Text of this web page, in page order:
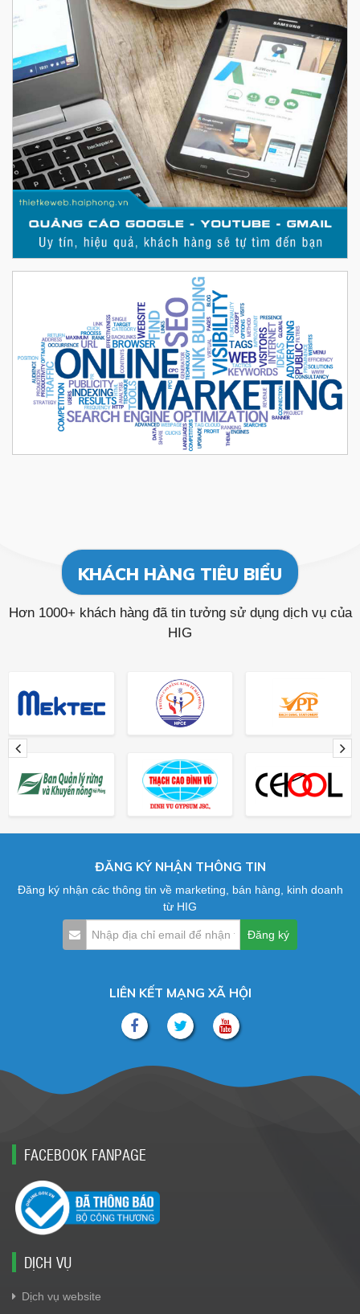
KHÁCH HÀNG TIÊU BIỂU
Hơn 1000+ khách hàng đã tin tưởng sử dụng dịch vụ của
HIG
ĐĂNG KÝ NHẬN THÔNG TIN
Đăng ký nhận các thông tin về marketing, bán hàng, kinh doanh
từ HIG
LIÊN KẾT MẠNG XÃ HỘI
FACEBOOK FANPAGE
DỊCH VỤ
Dịch vụ website